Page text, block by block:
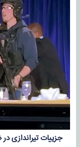
جزییات تیراندازی